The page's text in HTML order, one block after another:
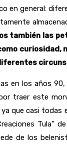
en general:
también las
curiosidad,
en los años
traer este
que casi
de los